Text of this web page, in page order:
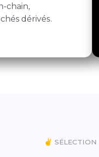
chain,
dérivés.
✌️ SÉLECTION